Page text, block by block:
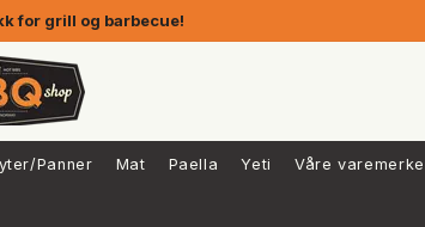
for grill og barbecue!
Panner Mat Paella Yeti Våre